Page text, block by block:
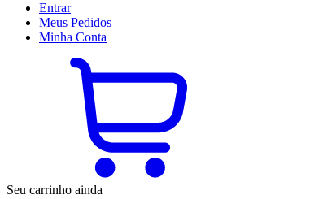
Entrar
Meus Pedidos
Minha Conta
Seu carrinho ainda